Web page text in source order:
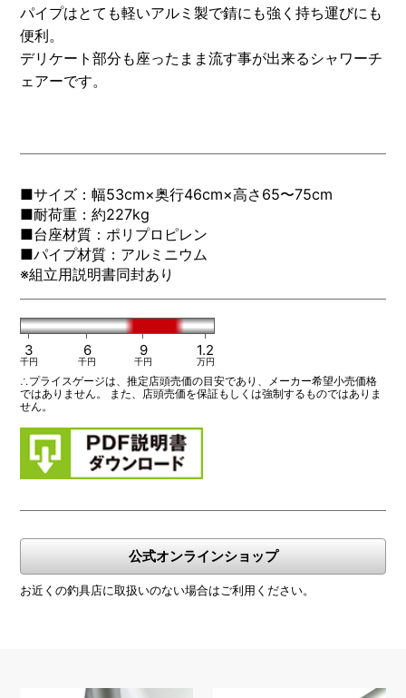
パイプはとても軽いアルミ製で錆にも強く持ち運びにも
便利。
デリケート部分も座ったまま流す事が出来るシャワーチ
ェアーです。
■サイズ：幅53cm×奥行46cm×高さ65〜75cm
■耐荷重：約227kg
■台座材質：ポリプロピレン
■パイプ材質：アルミニウム
※組立用説明書同封あり
3
千円
6
千円
9
千円
1.2
万円
∴プライスゲージは、推定店頭売価の目安であり、メーカー希望小売価格
ではありません。 また、店頭売価を保証もしくは強制するものではありま
せん。
公式オンラインショップ
お近くの釣具店に取扱いのない場合はご利用ください。